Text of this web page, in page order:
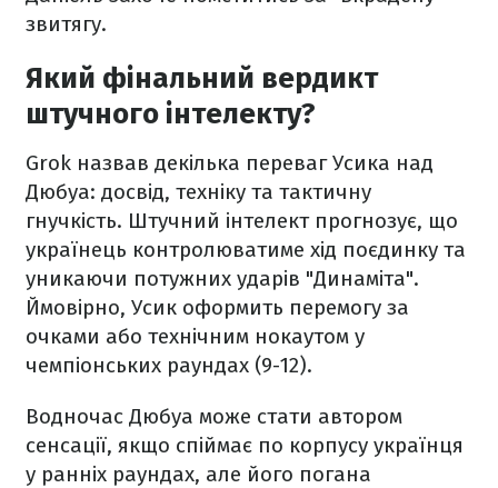
звитягу.
Який фінальний вердикт
штучного інтелекту?
Grok назвав декілька переваг Усика над
Дюбуа: досвід, техніку та тактичну
гнучкість. Штучний інтелект прогнозує, що
українець контролюватиме хід поєдинку та
уникаючи потужних ударів "Динаміта".
Ймовірно, Усик оформить перемогу за
очками або технічним нокаутом у
чемпіонських раундах (9-12).
Водночас Дюбуа може стати автором
сенсації, якщо спіймає по корпусу українця
у ранніх раундах, але його погана